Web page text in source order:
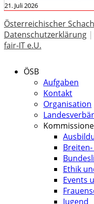
21. Juli 2026
Österreichischer
Datenschutzerklärung |
fair-IT e.U.
ÖSB
Aufgaben
Kontakt
Organisation
Ethik
Events
Jugend